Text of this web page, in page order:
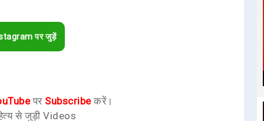
पर जुड़ें
पर Subscribeकरें।
से जुड़ी Videos